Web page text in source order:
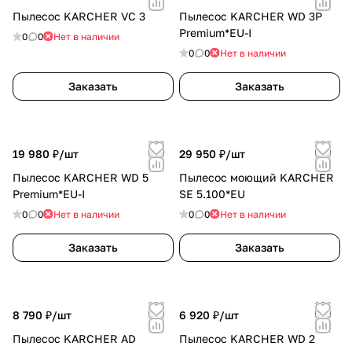
Пылесос KАRCHER VC 3
0 0 Нет в наличии
Заказать
Пылесос KARCHER WD 3P
Premium*EU-I
0 0 Нет в наличии
Заказать
19 980 ₽/шт
Пылесос KARCHER WD 5
Premium*EU-I
0 0 Нет в наличии
Заказать
29 950 ₽/шт
Пылесос моющий KARCHER
SE 5.100*EU
0 0 Нет в наличии
Заказать
8 790 ₽/шт
Пылесос KARCHER AD
6 920 ₽/шт
Пылесос KARCHER WD 2